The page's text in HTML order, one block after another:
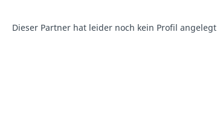
Dieser Partner hat leider noch kein Profil angelegt